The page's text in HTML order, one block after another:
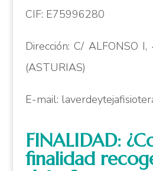
CIF: E75996280
Dirección: C/ ALFONSO
(ASTURIAS)
E-mail:
FINALIDAD:
finalidad